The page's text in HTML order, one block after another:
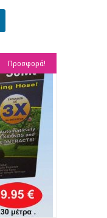
Προσφορά!